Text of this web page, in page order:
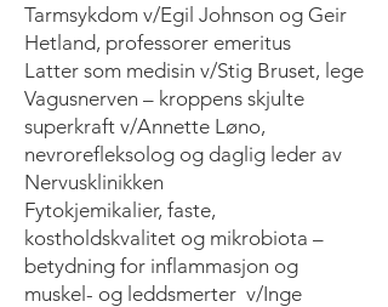
Tarmsykdom v/Egil Johnson og Geir
Hetland, professorer emeritus
Latter som medisin v/Stig Bruset, lege
Vagusnerven – kroppens skjulte
superkraft v/Annette Løno,
nevrorefleksolog og daglig leder av
Nervusklinikken
Fytokjemikalier, faste,
kostholdskvalitet og mikrobiota –
betydning for inflammasjon og
muskel- og leddsmerter v/Inge